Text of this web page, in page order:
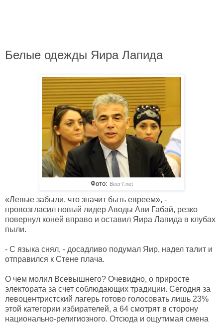
Белые одежды Яира Лапида
Фото: Beer7.net
«Левые забыли, что значит быть евреем», -
провозгласил новый лидер Аводы Ави Габай, резко
повернул коней вправо и оставил Яира Лапида в клубах
пыли.
- С языка снял, - досадливо подумал Яир, надел талит и
отправился к Стене плача.
О чем молил Всевышнего? Очевидно, о приросте
электората за счет соблюдающих традиции. Сегодня за
левоцентристский лагерь готово голосовать лишь 23%
этой категории избирателей, а 64 смотрят в сторону
национально-религиозного. Отсюда и ощутимая смена